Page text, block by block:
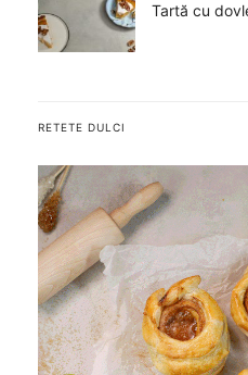
Tartă cu
RETETE DULCI